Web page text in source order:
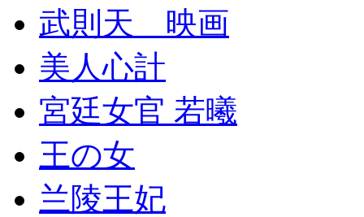
武則天 映画
美人心計
宮廷女官 若曦
王の女
兰陵王妃